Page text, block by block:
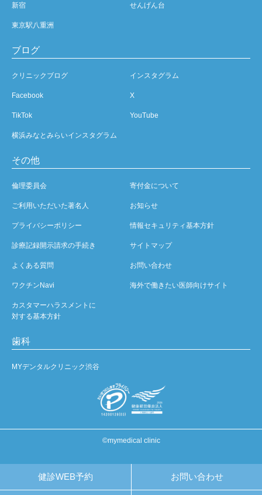
健診WEB予約 お問い合わせ
新宿 せんげん台
東京駅八重洲
ブログ
クリニックブログ インスタグラム
Facebook X
TikTok YouTube
横浜みなとみらいインスタグラム
その他
倫理委員会 寄付金について
ご利用いただいた著名人 お知らせ
プライバシーポリシー 情報セキュリティ基本方針
診療記録開示請求の手続き サイトマップ
よくある質問 お問い合わせ
ワクチンNavi 海外で働きたい医師向けサイト
カスタマーハラスメントに
対する基本方針
歯科
MYデンタルクリニック渋谷
©mymedical clinic